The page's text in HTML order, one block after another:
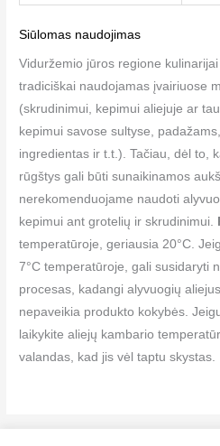
Siūlomas naudojimas
Viduržemio jūros regione
tradiciškai naudojamas įvairiuose
(skrudinimui, kepimui aliejuje ar
kepimui savose sultyse,
ingredientas ir t.t.). Tačiau, dėl to,
rūgštys gali būti sunaikinamos
nerekomenduojame naudoti
kepimui ant grotelių ir skrudinimui.
temperatūroje, geriausia 20°C.
7°C temperatūroje, gali susidaryti
procesas, kadangi alyvuogių
nepaveikia produkto kokybės.
laikykite aliejų kambario
valandas, kad jis vėl taptu skystas.